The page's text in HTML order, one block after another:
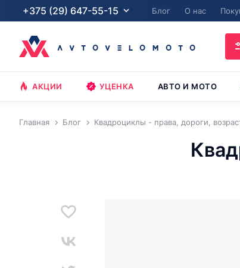
+375 (29) 647-55-15 Блог О нас
АКЦИИ УЦЕНКА АВТО И МОТО
Главная Блог Квадроциклы - права, дороги,